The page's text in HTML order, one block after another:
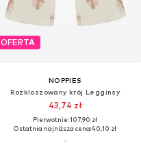
OFERTA
NOPPIES
Rozkloszowany krój Legginsy
43,74 zł
Pierwotnie: 107,90 zł
Ostatnia najniższa cena:40,10 zł